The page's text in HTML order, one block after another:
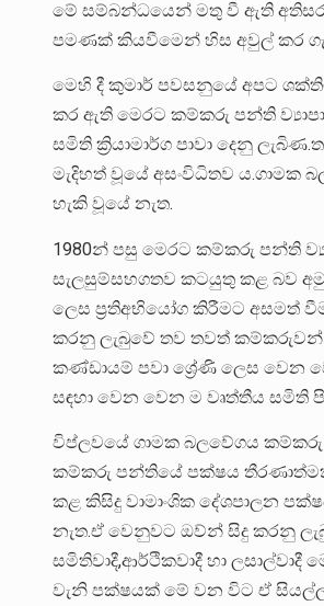
මේ සම්බන්ධයෙන් මතු වී ඇති
පමණක් කියවීමෙන් හිස අවුල් කර
මෙහි දී කුමාර් පවසනුයේ අපට
කර ඇති මෙරට කම්කරු පන්ති
සමිති ක්‍රියාමාර්ග පාවා දෙනු
මැදිහත් වූයේ අසංවිධිතව
හැකි වූයේ නැත.
1980න් පසු මෙරට කම්කරු පන්ති
සැලසුම්සහගතව කටයුතු කළ බව
ලෙස ප්‍රතිඅභියෝග කිරීමට අසමත්
කරනු ලැබුවේ තව තවත්
කණ්ඩායම් පවා ශ්‍රේණි ලෙස වෙන
සඳහා වෙන වෙන ම වෘත්තීය සමිති
විප්ලවයේ ගාමක බලවේගය
කම්කරු පන්තියේ පක්ෂය
කළ කිසිදු වාමාංශික දේශපාලන
නැත.ඒ වෙනුවට ඔව්න් සිදු කරනු
සමිතිවාදී,ආර්ථිකවාදී හා
වැනි පක්ෂයක් මේ වන විට ඒ